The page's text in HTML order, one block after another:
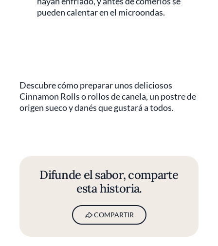
pueden calentar en el microondas.
Descubre cómo preparar unos deliciosos
Cinnamon Rolls o rollos de canela, un postre de
origen sueco y danés que gustará a todos.
Difunde el sabor, comparte
esta historia.
COMPARTIR